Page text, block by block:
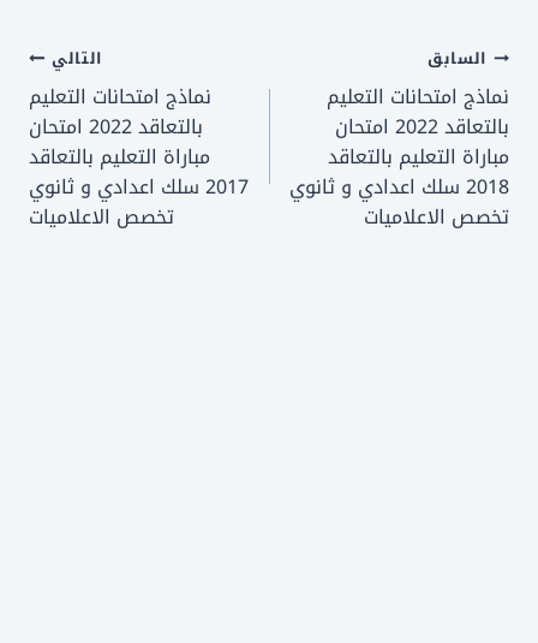
تصفّح
المقالات
السابق
نماذج امتحانات التعليم
بالتعاقد 2022 امتحان
مباراة التعليم بالتعاقد
2018 سلك اعدادي و ثانوي
تخصص الاعلاميات
التالي
نماذج امتحانات التعليم
بالتعاقد 2022 امتحان
مباراة التعليم بالتعاقد
2017 سلك اعدادي و ثانوي
تخصص الاعلاميات